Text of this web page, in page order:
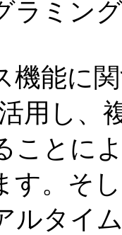
ラミン
機能に
用し、
ことに
す。そ
ルタイ